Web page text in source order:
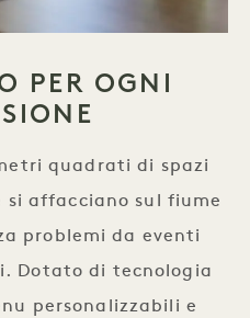
PER OGNI
quadrati di spazi
si affacciano sul fiume
problemi da eventi
Dotato di tecnologia
personalizzabili e